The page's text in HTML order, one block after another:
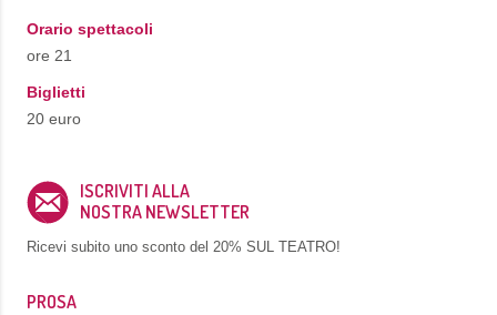
Orario spettacoli
ore 21
Biglietti
20 euro
ISCRIVITI ALLA
NOSTRA NEWSLETTER
Ricevi subito uno sconto del 20% SUL TEATRO!
PROSA